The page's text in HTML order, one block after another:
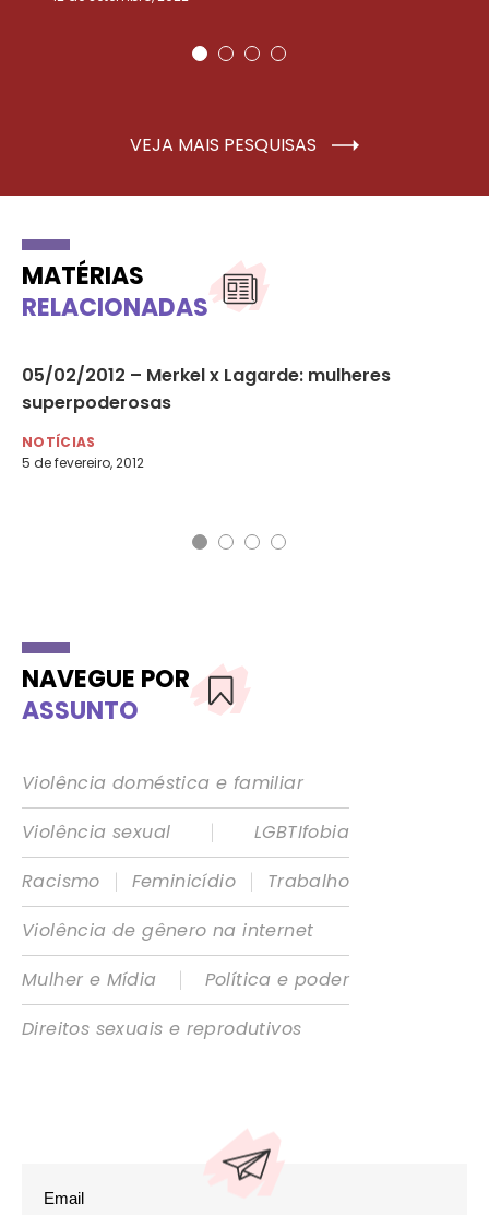
VEJA MAIS PESQUISAS
MATÉRIAS
RELACIONADAS
05/02/2012 – Merkel x Lagarde: mulheres
superpoderosas
NOTÍCIAS
5 de fevereiro, 2012
NAVEGUE POR
ASSUNTO
Violência doméstica e familiar
Violência sexual
|
LGBTIfobia
Racismo
| Feminicídio |
Trabalho
Violência de gênero na internet
Mulher e Mídia
|
Política e poder
Direitos sexuais e reprodutivos